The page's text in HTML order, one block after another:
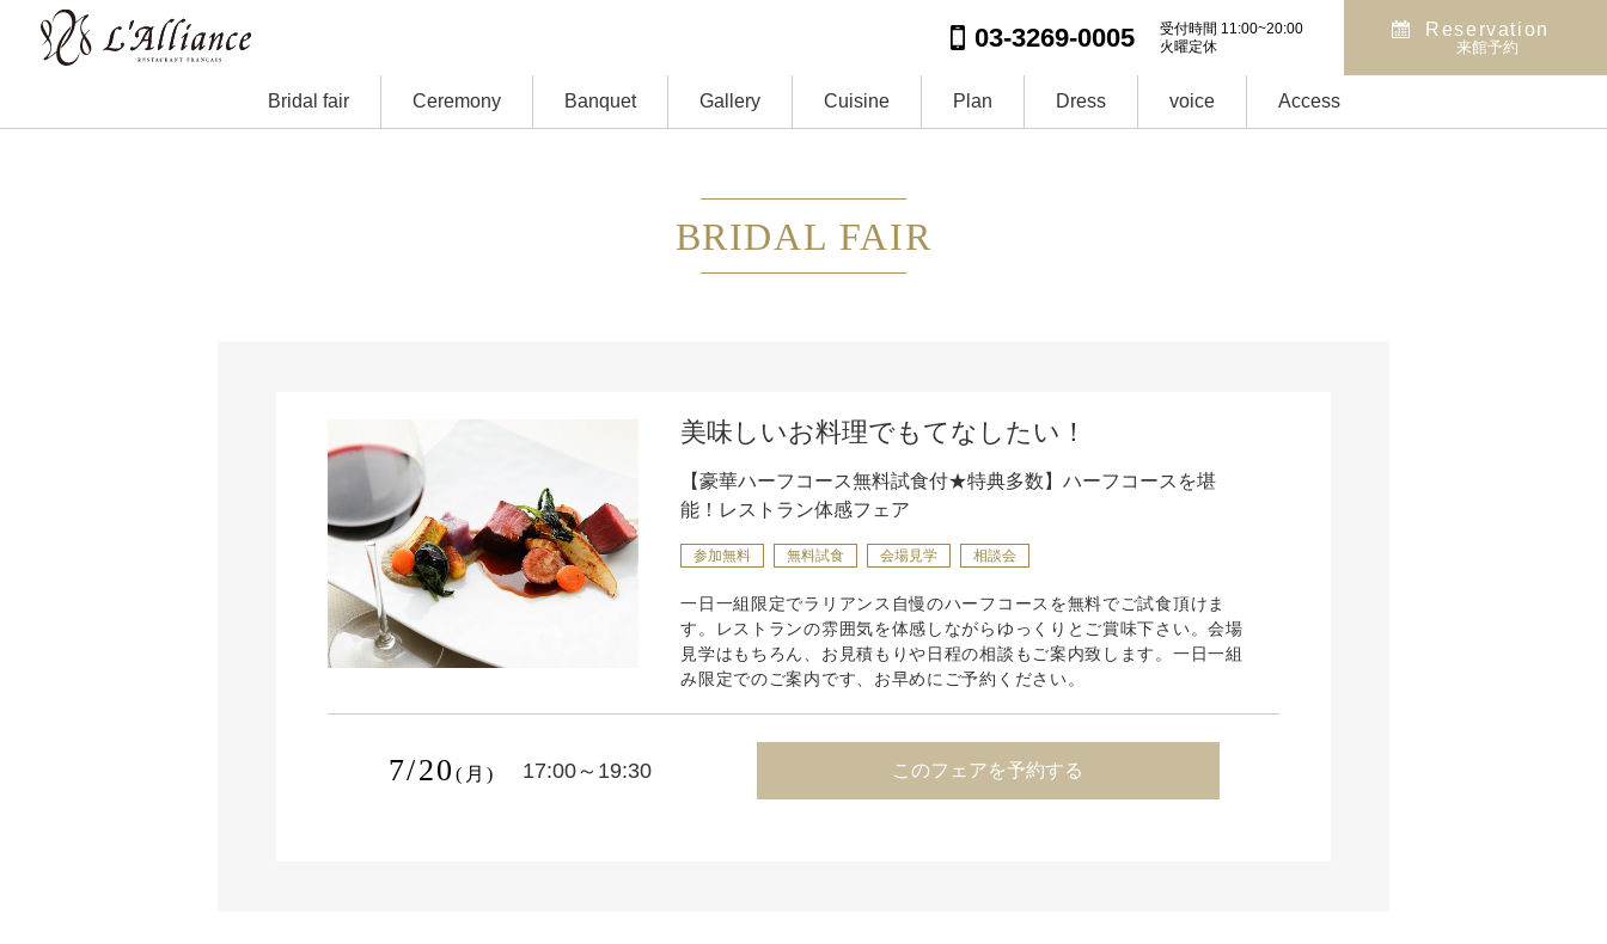
03-3269-0005
受付時間 11:00~20:00
火曜定休
Reservation
来館予約
Bridal fair Ceremony Banquet Gallery Cuisine Plan Dress voice Access
BRIDAL FAIR
美味しいお料理でもてなしたい！
【豪華ハーフコース無料試食付★特典多数】ハーフコースを堪
能！レストラン体感フェア
参加無料 無料試食 会場見学 相談会
一日一組限定でラリアンス自慢のハーフコースを無料でご試食頂けま
す。レストランの雰囲気を体感しながらゆっくりとご賞味下さい。会場
見学はもちろん、お見積もりや日程の相談もご案内致します。一日一組
み限定でのご案内です、お早めにご予約ください。
7/20 (月) 17:00～19:30 このフェアを予約する